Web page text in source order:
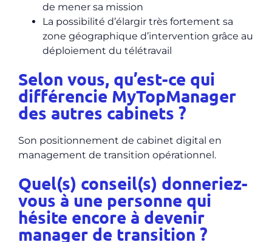
de mener sa mission
La possibilité d’élargir très fortement sa
zone géographique d’intervention grâce au
déploiement du télétravail
Selon vous, qu’est-ce qui
différencie MyTopManager
des autres cabinets ?
Son positionnement de cabinet digital en
management de transition opérationnel.
Quel(s) conseil(s) donneriez-
vous à une personne qui
hésite encore à devenir
manager de transition ?